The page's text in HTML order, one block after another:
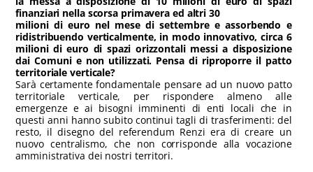
finanziari nella scorsa primavera ed altri 30
milioni di euro nel mese di settembre e assorbendo e
ridistribuendo verticalmente, in modo innovativo, circa 6
milioni di euro di spazi orizzontali messi a disposizione
dai Comuni e non utilizzati. Pensa di riproporre il patto
territoriale verticale?
Sarà certamente fondamentale pensare ad un nuovo patto
territoriale verticale, per rispondere almeno alle
emergenze e ai bisogni imminenti di enti locali che in
questi anni hanno subito continui tagli di trasferimenti: del
resto, il disegno del referendum Renzi era di creare un
nuovo centralismo, che non corrisponde alla vocazione
amministrativa dei nostri territori.